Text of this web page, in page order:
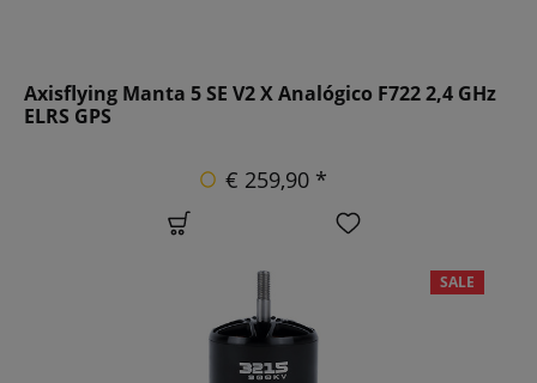
Axisflying Manta 5 SE V2 X Analógico F722 2,4 GHz
ELRS GPS
€ 259,90 *
SALE